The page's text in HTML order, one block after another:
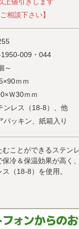
相談下さい】
009・044
～
ｍｍ
Ｗ30ｍｍ
ンレス（18-8）、他
パッキン、紙箱入り
ことができるステン
保冷＆保温効果が高く
（18-8）を使用。